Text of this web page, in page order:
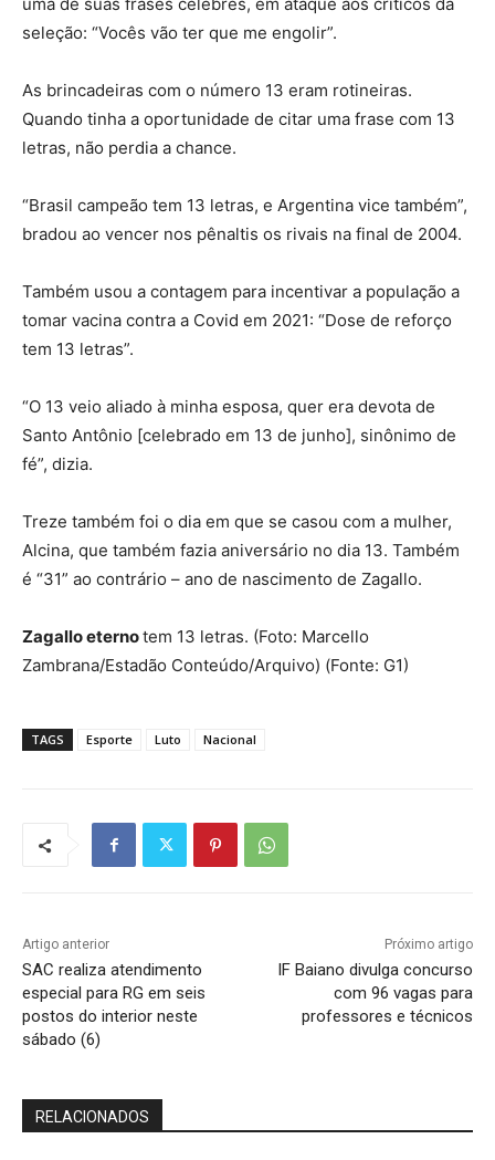
uma de suas frases célebres, em ataque aos críticos da
seleção: “Vocês vão ter que me engolir”.
As brincadeiras com o número 13 eram rotineiras.
Quando tinha a oportunidade de citar uma frase com 13
letras, não perdia a chance.
“Brasil campeão tem 13 letras, e Argentina vice também”,
bradou ao vencer nos pênaltis os rivais na final de 2004.
Também usou a contagem para incentivar a população a
tomar vacina contra a Covid em 2021: “Dose de reforço
tem 13 letras”.
“O 13 veio aliado à minha esposa, quer era devota de
Santo Antônio [celebrado em 13 de junho], sinônimo de
fé”, dizia.
Treze também foi o dia em que se casou com a mulher,
Alcina, que também fazia aniversário no dia 13. Também
é “31” ao contrário – ano de nascimento de Zagallo.
Zagallo eternotem 13 letras. (Foto: Marcello
Zambrana/Estadão Conteúdo/Arquivo) (Fonte: G1)
TAGS Esporte Luto Nacional
Artigo anterior
SAC realiza atendimento
especial para RG em seis
postos do interior neste
sábado (6)
Próximo artigo
IF Baiano divulga concurso
com 96 vagas para
professores e técnicos
RELACIONADOS